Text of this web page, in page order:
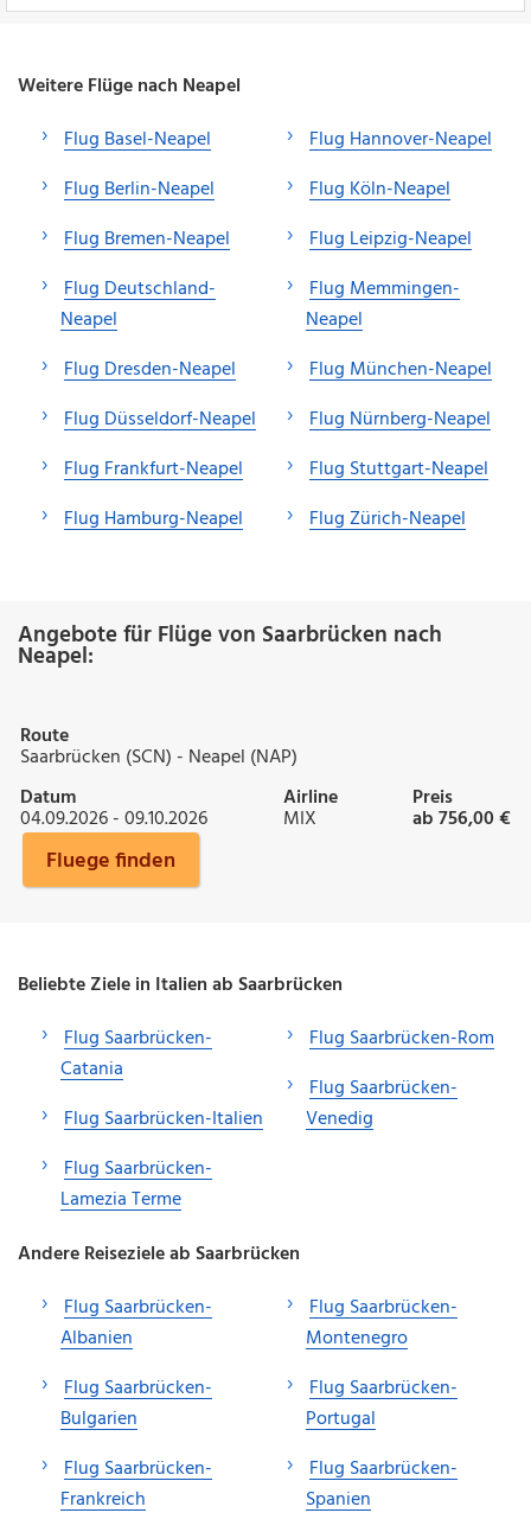
Weitere Flüge nach Neapel
Flug Basel-Neapel
Flug Berlin-Neapel
Flug Bremen-Neapel
Flug Deutschland-
Neapel
Flug Dresden-Neapel
Flug Düsseldorf-Neapel
Flug Frankfurt-Neapel
Flug Hamburg-Neapel
Flug Hannover-Neapel
Flug Köln-Neapel
Flug Leipzig-Neapel
Flug Memmingen-
Neapel
Flug München-Neapel
Flug Nürnberg-Neapel
Flug Stuttgart-Neapel
Flug Zürich-Neapel
Angebote für Flüge von Saarbrücken nach
Neapel:
Route
Saarbrücken (SCN) - Neapel (NAP)
Datum
04.09.2026 - 09.10.2026
Airline
MIX
Preis
ab 756,00 €
Fluege finden
Beliebte Ziele in Italien ab Saarbrücken
Flug Saarbrücken-
Catania
Flug Saarbrücken-Italien
Flug Saarbrücken-
Lamezia Terme
Flug Saarbrücken-Rom
Flug Saarbrücken-
Venedig
Andere Reiseziele ab Saarbrücken
Flug Saarbrücken-
Albanien
Flug Saarbrücken-
Bulgarien
Flug Saarbrücken-
Frankreich
Flug Saarbrücken-
Montenegro
Flug Saarbrücken-
Portugal
Flug Saarbrücken-
Spanien